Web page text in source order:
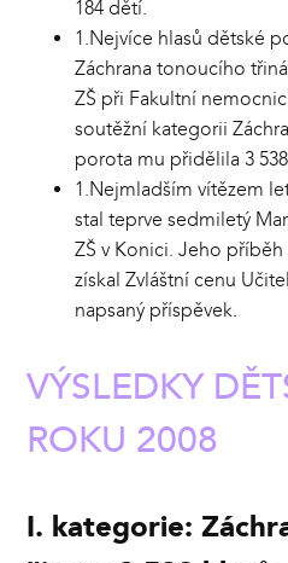
184 dětí.
1.Nejvíce hlasů dětské
Záchrana tonoucího
ZŠ při Fakultní
soutěžní kategorii
porota mu přidělila 3
1.Nejmladším vítězem
stal teprve sedmiletý
ZŠ v Konici. Jeho
získal Zvláštní cenu
napsaný příspěvek.
VÝSLEDKY
ROKU 2008
I. kategorie: